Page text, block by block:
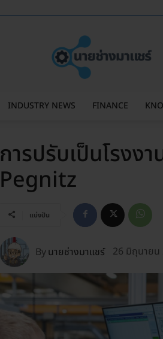
ช่าง
INDUSTRY NEWS FINANCE
การปรับเป็นโรงง
Pegnitz
แบ่งปัน
Byนายช่างมาแชร์ 26 มิถุนายน